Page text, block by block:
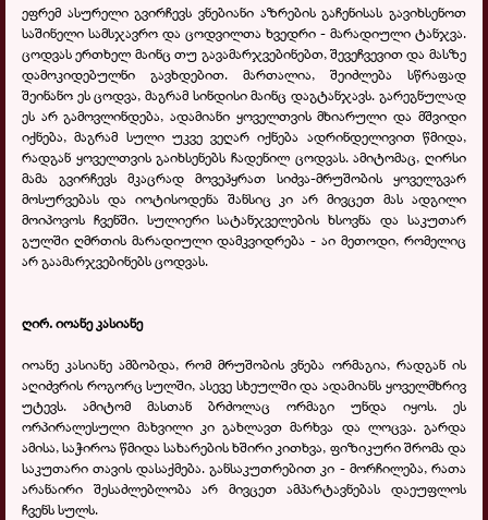
ეფრემ ასურელი გვირჩევს ვნებიანი აზრების გაჩენისას გავიხსენოთ
საშინელი სამსჯავრო და ცოდვილთა ხვედრი - მარადიული ტანჯვა.
ცოდვას ერთხელ მაინც თუ გავამარჯვებინებთ, შევეჩვევით და მასზე
დამოკიდებულნი გავხდებით. მართალია, შეიძლება სწრაფად
შეინანო ეს ცოდვა, მაგრამ სინდისი მაინც დაგტანჯავს. გარეგნულად
ეს არ გამოვლინდება, ადამიანი ყოველთვის მხიარული და მშვიდი
იქნება, მაგრამ სული უკვე ვეღარ იქნება ადრინდელივით წმიდა,
რადგან ყოველთვის გაიხსენებს ჩადენილ ცოდვას. ამიტომაც, ღირსი
მამა გვირჩევს მკაცრად მოვეპყრათ სიძვა-მრუშობის ყოველგვარ
მოსურვებას და იოტისოდენა შანსიც კი არ მივცეთ მას ადგილი
მოიპოვოს ჩვენში. სულიერი სატანჯველების ხსოვნა და საკუთარ
გულში ღმრთის მარადიული დამკვიდრება - აი მეთოდი, რომელიც
არ გაამარჯვებინებს ცოდვას.
ღირ. იოანე კასიანე
იოანე კასიანე ამბობდა, რომ მრუშობის ვნება ორმაგია, რადგან ის
აღიძვრის როგორც სულში, ასევე სხეულში და ადამიანს ყოველმხრივ
უტევს. ამიტომ
მასთან ბრძოლაც ორმაგი უნდა იყოს. ეს
ორპირალესული მახვილი კი გახლავთ მარხვა და ლოცვა. გარდა
ამისა, საჭიროა წმიდა სახარების ხშირი კითხვა, ფიზიკური შრომა და
საკუთარი თავის დასაქმება. განსაკუთრებით კი - მორჩილება, რათა
არანაირი შესაძლებლობა არ მივცეთ ამპარტავნებას დაეუფლოს
ჩვენს სულს.